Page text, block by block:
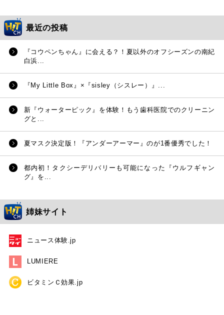
最近の投稿
『コウペンちゃん』に会える？！夏以外のオフシーズンの南紀
白浜...
『My Little Box』×『sisley（シスレー）』...
新『ウォーターピック』を体験！もう歯科医院でのクリーニン
グと...
夏マスク決定版！『アンダーアーマー』のが1番優秀でした！
都内初！タクシーデリバリーも可能になった『ウルフギャン
グ』を...
姉妹サイト
ニュース体験.jp
LUMIERE
ビタミンＣ効果.jp